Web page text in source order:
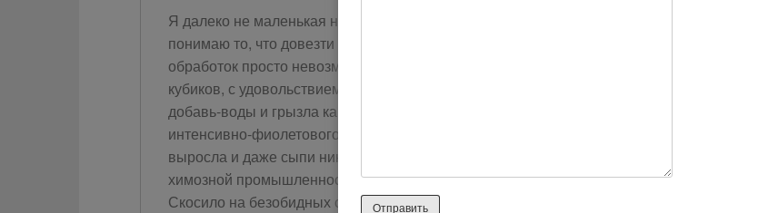
Я далеко не маленькая наивная девочка, и не помешана на натуральности. Прекрасно
понимаю то, что довезти из-за границы красивые и вкусные фрукты без всевозможных
обработок просто невозможно! Как типичное дитЕ перестройки ела супы из бульонных
кубиков, с удовольствием пила псевдо-сок из кислотного концентрата инвайт-просто-
добавь-воды и грызла какую-то невероятную шипучку «5+», после которой язык был
интенсивно-фиолетового цвета))) И ничего,живая)) Не мутировала,вторая голова не
выросла и даже сыпи никакой не было. Мне вообще кажется, что после такого закаленного
химозной промышленностью детства мой организм и в атомном реакторе выживет! Ан нет!
Скосило на безобидных с первого взгляда мандаринах! При чем производители-продавцы